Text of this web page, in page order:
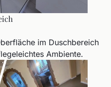
im Duschbereich
Ambiente.